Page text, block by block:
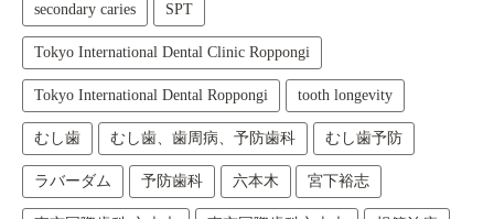
secondary caries SPT
Tokyo International Dental Clinic Roppongi
Tokyo International Dental Roppongi tooth longevity
むし歯 むし歯、歯周病、予防歯科 むし歯予防
ラバーダム 予防歯科 六本木 宮下裕志